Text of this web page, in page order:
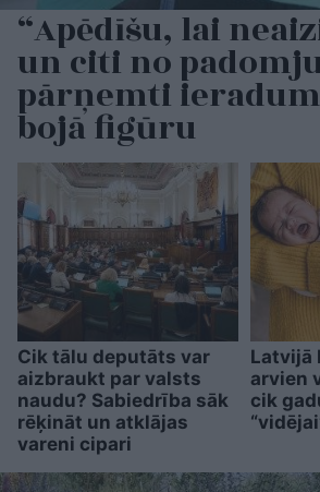
“Apēdīšu, lai
un citi no
pārņemti
bojā figūru
Cik tālu deputāts var
aizbraukt par valsts
naudu? Sabiedrība sāk
rēķināt un atklājas
vareni cipari
Latvijā
arvien
cik